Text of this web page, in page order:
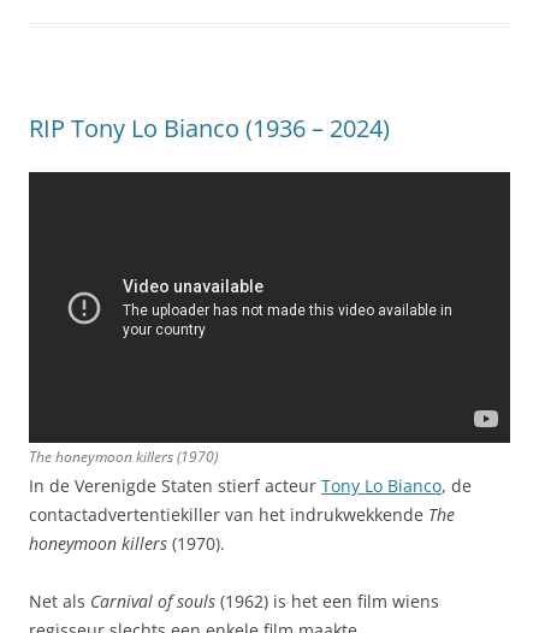
RIP Tony Lo Bianco (1936 – 2024)
The honeymoon killers(1970)
In de Verenigde Staten stierf acteur Tony Lo Bianco, de
contactadvertentiekiller van het indrukwekkende The
honeymoon killers (1970).
Net als Carnival of souls (1962) is het een film wiens